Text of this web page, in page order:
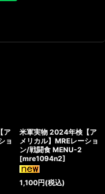
ア
ョ
米軍実物 2024年検【ア
メリカル】MREレーショ
ン/戦闘食 MENU-2
[mre1094n2]
1,100円(税込)